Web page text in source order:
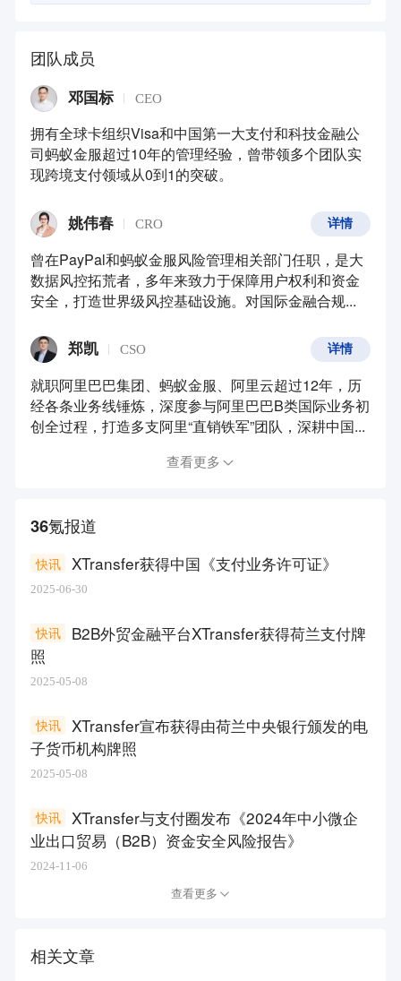
团队成员
邓国标 CEO
拥有全球卡组织Visa和中国第一大支付和科技金融公
司蚂蚁金服超过10年的管理经验，曾带领多个团队实
现跨境支付领域从0到1的突破。
姚伟春 CRO
曾在PayPal和蚂蚁金服风险管理相关部门任职，是大
数据风控拓荒者，多年来致力于保障用户权利和资金
安全，打造世界级风控基础设施。对国际金融合规...
详情
郑凯 CSO
就职阿里巴巴集团、蚂蚁金服、阿里云超过12年，历
经各条业务线锤炼，深度参与阿里巴巴B类国际业务初
创全过程，打造多支阿里“直销铁军”团队，深耕中国...
详情
查看更多
36氪报道
XTransfer获得中国《支付业务许可证》
快讯
2025-06-30
B2B外贸金融平台XTransfer获得荷兰支付牌
照
快讯
2025-05-08
XTransfer宣布获得由荷兰中央银行颁发的电
子货币机构牌照
快讯
2025-05-08
XTransfer与支付圈发布《2024年中小微企
业出口贸易（B2B）资金安全风险报告》
快讯
2024-11-06
查看更多
相关文章